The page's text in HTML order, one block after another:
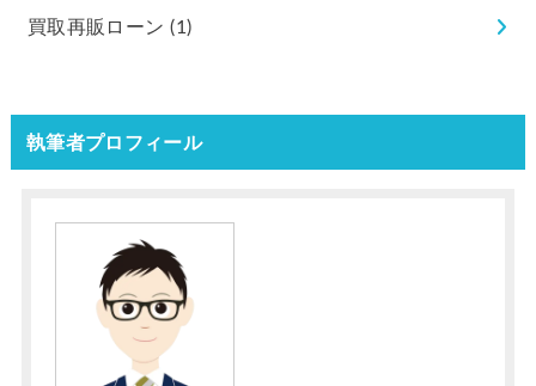
買取再販ローン(1)
執筆者プロフィール